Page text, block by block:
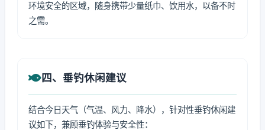
环境安全的区域，随身携带少量纸巾、饮用水，以备不时
之需。
四、垂钓休闲建议
结合今日天气（气温、风力、降水），针对性垂钓休闲建
议如下，兼顾垂钓体验与安全性：